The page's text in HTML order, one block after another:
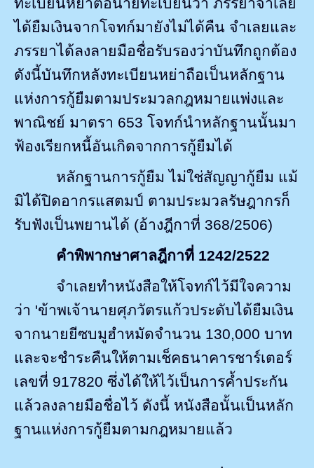
ทะเบียนหย่าต่อนายทะเบียนว่า ภรรยาจำเลย
ได้ยืมเงินจากโจทก์มายังไม่ได้คืน จำเลยและ
ภรรยาได้ลงลายมือชื่อรับรองว่าบันทึกถูกต้อง
ดังนี้บันทึกหลังทะเบียนหย่าถือเป็นหลักฐาน
แห่งการกู้ยืมตามประมวลกฎหมายแพ่งและ
พาณิชย์ มาตรา 653 โจทก์นำหลักฐานนั้นมา
ฟ้องเรียกหนี้อันเกิดจากการกู้ยืมได้
หลักฐานการกู้ยืม ไม่ใช่สัญญากู้ยืม แม้
มิได้ปิดอากรแสตมป์ ตามประมวลรัษฎากรก็
รับฟังเป็นพยานได้ (อ้างฎีกาที่ 368/2506)
คำพิพากษาศาลฎีกาที่ 1242/2522
จำเลยทำหนังสือให้โจทก์ไว้มีใจความ
ว่า 'ข้าพเจ้านายศุภวัตรแก้วประดับได้ยืมเงิน
จากนายยีซบมูฮำหมัดจำนวน 130,000 บาท
และจะชำระคืนให้ตามเช็คธนาคารชาร์เตอร์
เลขที่ 917820 ซึ่งได้ให้ไว้เป็นการค้ำประกัน
แล้วลงลายมือชื่อไว้ ดังนี้ หนังสือนั้นเป็นหลัก
ฐานแห่งการกู้ยืมตามกฎหมายแล้ว